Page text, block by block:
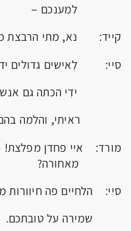
למענכם –
קייד: נא, מתי הרבצת
סיי: לְאישים גדולים
ידִי הכּתה גם
ראיתי, והלמה בהם
מורד: איי פחדן מפלצת!
מאחורה?
סיי: הלחיים פה חיוורות
שמירה על טובתכם.